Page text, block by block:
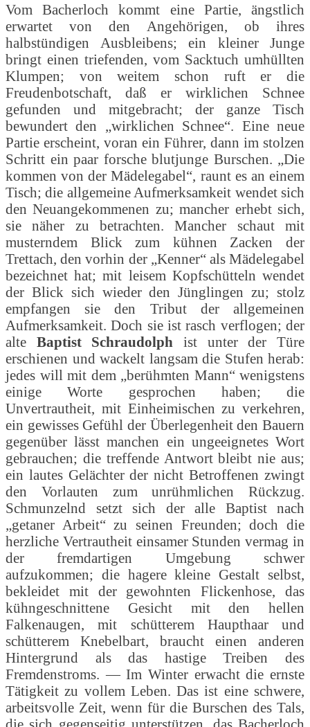
Vom Bacherloch kommt eine Partie, ängstlich
erwartet von den Angehörigen, ob ihres
halbstündigen Ausbleibens; ein kleiner Junge
bringt einen triefenden, vom Sacktuch umhüllten
Klumpen; von weitem schon ruft er die
Freudenbotschaft, daß er wirklichen Schnee
gefunden und mitgebracht; der ganze Tisch
bewundert den „wirklichen Schnee“. Eine neue
Partie erscheint, voran ein Führer, dann im stolzen
Schritt ein paar forsche blutjunge Burschen. „Die
kommen von der Mädelegabel“, raunt es an einem
Tisch; die allgemeine Aufmerksamkeit wendet sich
den Neuangekommenen zu; mancher erhebt sich,
sie näher zu betrachten. Mancher schaut mit
musterndem Blick zum kühnen Zacken der
Trettach, den vorhin der „Kenner“ als Mädelegabel
bezeichnet hat; mit leisem Kopfschütteln wendet
der Blick sich wieder den Jünglingen zu; stolz
empfangen sie den Tribut der allgemeinen
Aufmerksamkeit. Doch sie ist rasch verflogen; der
alte Baptist Schraudolph ist unter der Türe
erschienen und wackelt langsam die Stufen herab:
jedes will mit dem „berühmten Mann“ wenigstens
einige Worte gesprochen haben; die
Unvertrautheit, mit Einheimischen zu verkehren,
ein gewisses Gefühl der Überlegenheit den Bauern
gegenüber lässt manchen ein ungeeignetes Wort
gebrauchen; die treffende Antwort bleibt nie aus;
ein lautes Gelächter der nicht Betroffenen zwingt
den Vorlauten zum unrühmlichen Rückzug.
Schmunzelnd setzt sich der alle Baptist nach
„getaner Arbeit“ zu seinen Freunden; doch die
herzliche Vertrautheit einsamer Stunden vermag in
der fremdartigen Umgebung schwer
aufzukommen; die hagere kleine Gestalt selbst,
bekleidet mit der gewohnten Flickenhose, das
kühngeschnittene Gesicht mit den hellen
Falkenaugen, mit schütterem Haupthaar und
schütterem Knebelbart, braucht einen anderen
Hintergrund als das hastige Treiben des
Fremdenstroms. — Im Winter erwacht die ernste
Tätigkeit zu vollem Leben. Das ist eine schwere,
arbeitsvolle Zeit, wenn für die Burschen des Tals,
die sich gegenseitig unterstützen, das Bacherloch